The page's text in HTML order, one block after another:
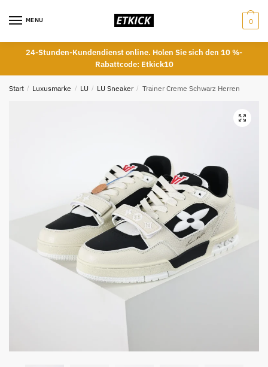
MENU 0
24-Stunden-Kundendienst online. Holen Sie sich den 10 %-
Rabattcode: Etkick10
Start / Luxusmarke / LU / LU Sneaker / Trainer Creme Schwarz Herren